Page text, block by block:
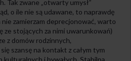
Tak zwane „otwarty umysł”
o ile nie są udawane, to naprawdę
zamierzam deprecjonować, warto
ze stojących za nimi uwarunkowań)
z domów rodzinnych,
szansę na kontakt z całym tym
i bywałych. Stabilna